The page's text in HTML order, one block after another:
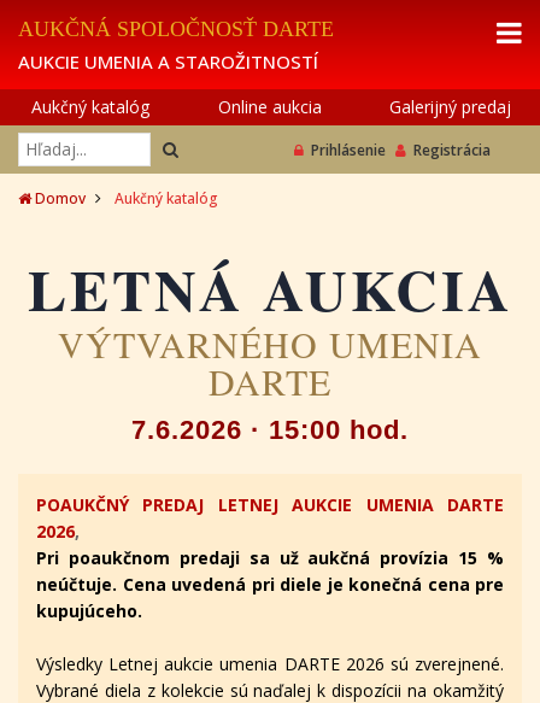
AUKČNÁ SPOLOČNOSŤ DARTE
AUKCIE UMENIA A STAROŽITNOSTÍ
Aukčný katalóg Online aukcia Galerijný predaj
Prihlásenie Registrácia
Domov Aukčný katalóg
LETNÁ AUKCIA
VÝTVARNÉHO UMENIA
DARTE
7.6.2026 · 15:00 hod.
POAUKČNÝ PREDAJ LETNEJ AUKCIE UMENIA DARTE
2026,
Pri poaukčnom predaji sa už aukčná provízia 15 %
neúčtuje. Cena uvedená pri diele je konečná cena pre
kupujúceho.
Výsledky Letnej aukcie umenia DARTE 2026 sú zverejnené.
Vybrané diela z kolekcie sú naďalej k dispozícii na okamžitý